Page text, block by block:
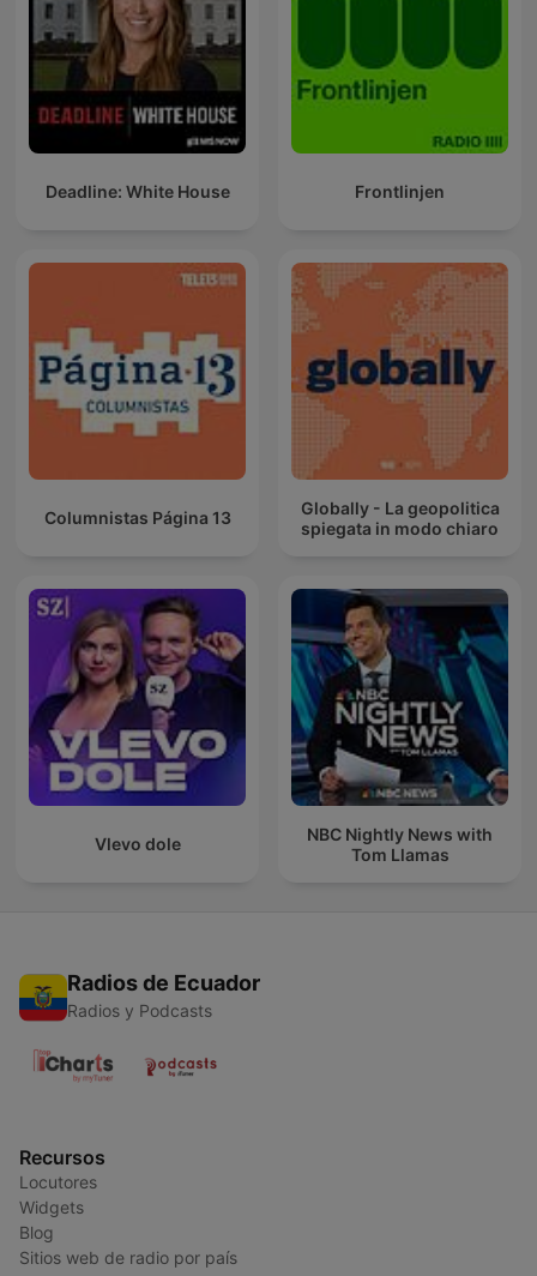
Deadline: White House Frontlinjen
Columnistas Página 13
Globally - La geopolitica
spiegata in modo chiaro
Vlevo dole
NBC Nightly News with
Tom Llamas
Radios de Ecuador
Radios y Podcasts
Recursos
Locutores
Widgets
Blog
Sitios web de radio por país